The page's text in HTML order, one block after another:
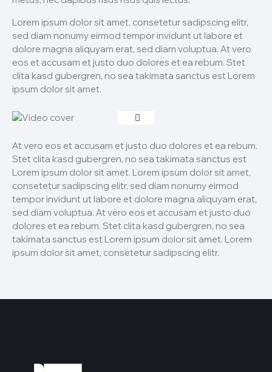
Lorem ipsum dolor sit amet, consetetur sadipscing elitr,
sed diam nonumy eirmod tempor invidunt ut labore et
dolore magna aliquyam erat, sed diam voluptua. At vero
eos et accusam et justo duo dolores et ea rebum. Stet
clita kasd gubergren, no sea takimata sanctus est Lorem
ipsum dolor sit amet.
At vero eos et accusam et justo duo dolores et ea rebum.
Stet clita kasd gubergren, no sea takimata sanctus est
Lorem ipsum dolor sit amet. Lorem ipsum dolor sit amet,
consetetur sadipscing elitr, sed diam nonumy eirmod
tempor invidunt ut labore et dolore magna aliquyam erat,
sed diam voluptua. At vero eos et accusam et justo duo
dolores et ea rebum. Stet clita kasd gubergren, no sea
takimata sanctus est Lorem ipsum dolor sit amet. Lorem
ipsum dolor sit amet, consetetur sadipscing elitr.